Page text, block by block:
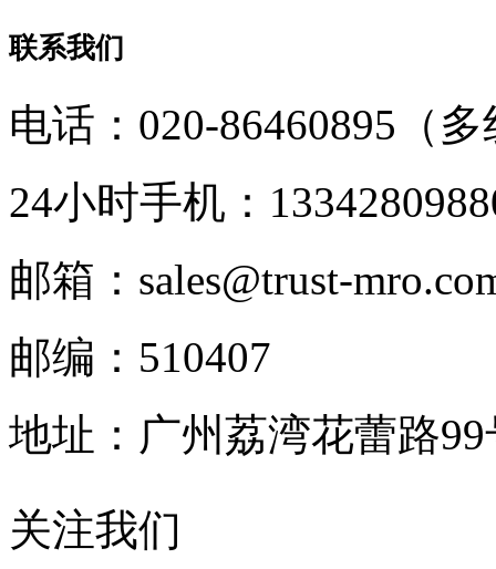
联系我们
电话：020-86460895（
24小时手机：
邮箱：sales@trust-
邮编：510407
地址：广州荔湾花蕾路
关注我们